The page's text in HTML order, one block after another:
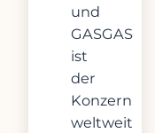
und
GASGAS
ist
der
Konzern
weltweit